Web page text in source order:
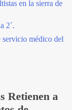
en la sierra de
2´.
servicio médico del
Retienen a